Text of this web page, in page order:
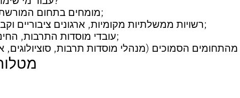
מומחים בתחום המורשת התרבותית;
רשויות ממשלתיות מקומיות, ארגונים ציבוריים וקבוצות היוזמה;
עובדי מוסדות התרבות, החינוך והתיירות;